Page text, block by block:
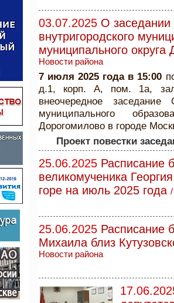
03.07.2025 О заседании
внутригородского
муниципального
Новости района
7 июля 2025 года в 15:00
д.1, корп. А, пом. 1а,
внеочередное заседание
муниципального
Дорогомилово в городе
Проект повестки
25.06.2025 Расписание
великомученика
горе на июль 2025 года
25.06.2025 Расписание
Михаила близ
Новости района